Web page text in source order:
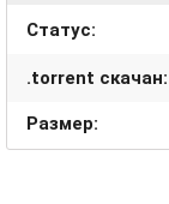
Статус:
.torrent скачан:
Размер: